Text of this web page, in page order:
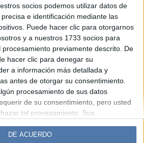
socios podemos utilizar datos de
e identificación mediante las
Puede hacer clic para otorgarnos
y a nuestros 1733 socios para
previamente descrito. De
hacer clic para denegar su
a información más detallada y
antes de otorgar su consentimiento.
procesamiento de sus datos
de su consentimiento, pero usted
tal procesamiento. Sus
su consentimiento en cualquier
DE ACUERDO
Caras Noticias
Fortuna
Parabrisas
Supercampo
Lunateen